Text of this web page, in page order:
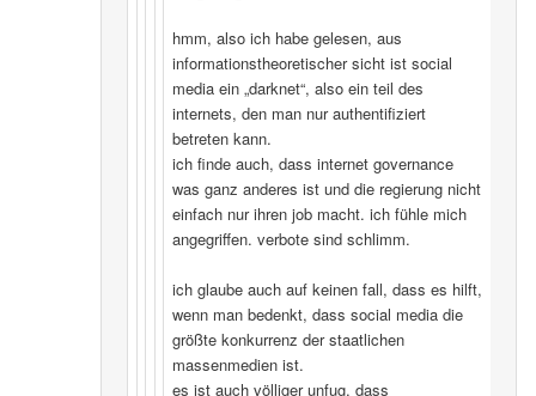
hmm, also ich habe gelesen, aus
informationstheoretischer sicht ist social
media ein „darknet“, also ein teil des
internets, den man nur authentifiziert
betreten kann.
ich finde auch, dass internet governance
was ganz anderes ist und die regierung nicht
einfach nur ihren job macht. ich fühle mich
angegriffen. verbote sind schlimm.
ich glaube auch auf keinen fall, dass es hilft,
wenn man bedenkt, dass social media die
größte konkurrenz der staatlichen
massenmedien ist.
es ist auch völliger unfug, dass